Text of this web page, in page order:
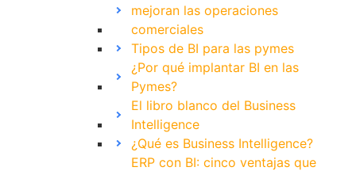
mejoran las operaciones
comerciales
Tipos de BI para las pymes
¿Por qué implantar BI en las
Pymes?
El libro blanco del Business
Intelligence
¿Qué es Business Intelligence?
ERP con BI: cinco ventajas que